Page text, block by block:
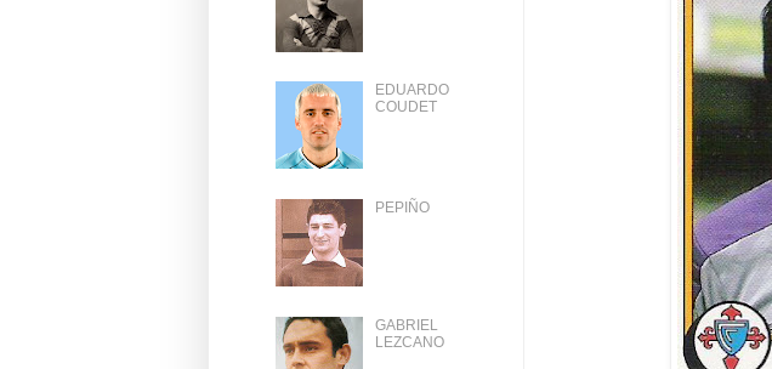
EDUARDO
COUDET
PEPIÑO
GABRIEL
LEZCANO